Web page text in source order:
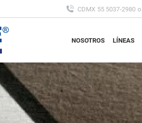
CDMX 55 5037-2980 o
NOSOTROS LÍNEAS